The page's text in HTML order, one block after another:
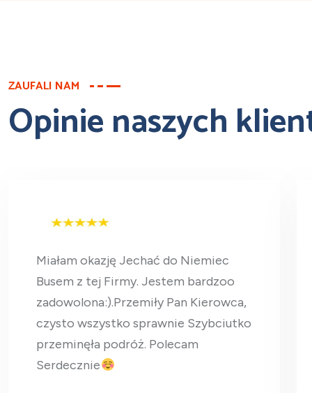
ZAUFALI NAM
Opinie naszych
Miałam okazję Jechać do Niemiec
Busem z tej Firmy. Jestem bardzoo
zadowolona:).Przemiły Pan Kierowca,
czysto wszystko sprawnie Szybciutko
przeminęła podróż. Polecam
Serdecznie